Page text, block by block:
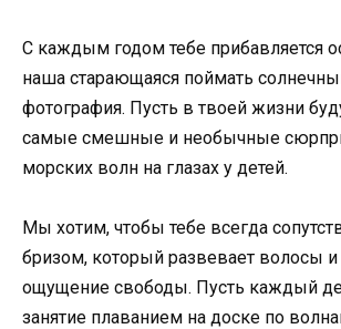
С каждым годом тебе прибавляется
наша старающаяся поймать
фотография. Пусть в твоей жизни
самые смешные и необычные
морских волн на глазах у детей.
Мы хотим, чтобы тебе всегда
бризом, который развевает волосы и
ощущение свободы. Пусть каждый
занятие плаванием на доске по